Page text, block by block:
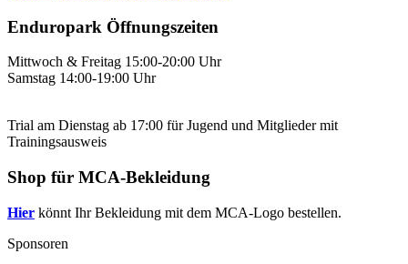
Enduropark Öffnungszeiten
Mittwoch & Freitag 15:00-20:00 Uhr
Samstag 14:00-19:00 Uhr
Trial am Dienstag ab 17:00 für Jugend und Mitglieder mit
Trainingsausweis
Shop für MCA-Bekleidung
Hier könnt Ihr Bekleidung mit dem MCA-Logo bestellen.
Sponsoren